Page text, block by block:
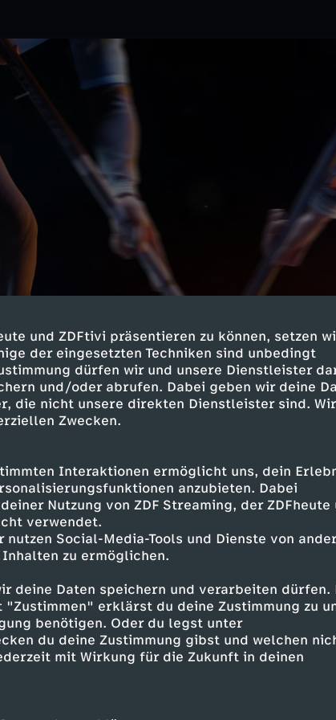
und ZDFtivi präsentieren zu können, setzen
der eingesetzten Techniken sind unbedingt
dürfen wir und unsere Dienstleister
und/oder abrufen. Dabei geben wir deine
die nicht unsere direkten Dienstleister sind. Wir
Zwecken.
Interaktionen ermöglicht uns, dein
anzubieten. Dabei
Nutzung von ZDF Streaming, der ZDFheute
verwendet.
nutzen Social-Media-Tools und Dienste von
zu ermöglichen.
deine Daten speichern und verarbeiten dürfen.
erklärst du deine Zustimmung zu
benötigen. Oder du legst unter
du deine Zustimmung gibst und welchen
mit Wirkung für die Zukunft in deinen
aus
Olympia 2026